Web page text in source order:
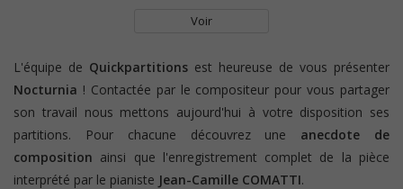
L'équipe de Quickpartitions est heureuse de vous présenter
Nocturnia ! Contactée par le compositeur pour vous partager
son travail nous mettons aujourd'hui à votre disposition ses
partitions. Pour chacune découvrez une anecdote de
composition ainsi que l'enregistrement complet de la pièce
interprété par le pianiste Jean-Camille COMATTI.
Voir